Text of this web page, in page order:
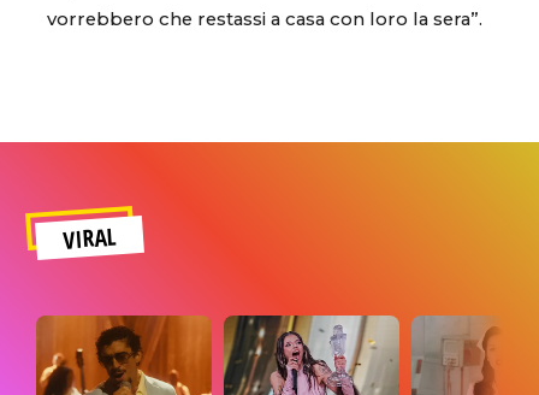
vorrebbero che restassi a casa con loro la sera”.
VIRAL